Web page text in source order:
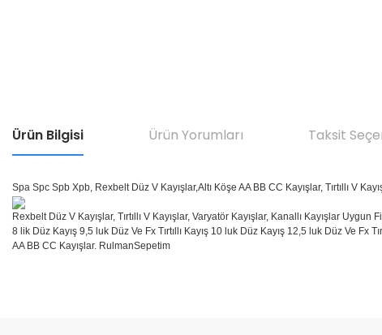
Ürün Bilgisi Ürün Yorumları Taksit
Spa Spc Spb Xpb, Rexbelt Düz V Kayışlar,Altı Köşe AA BB CC Kayışlar, Tırtıllı V
Rexbelt Düz V Kayışlar, Tırtıllı V Kayışlar, Varyatör Kayışlar, Kanallı Kayışlar Uygun
8 lik Düz Kayış 9,5 luk Düz Ve Fx Tırtıllı Kayış 10 luk Düz Kayış 12,5 luk Düz Ve Fx
AA BB CC Kayışlar. RulmanSepetim